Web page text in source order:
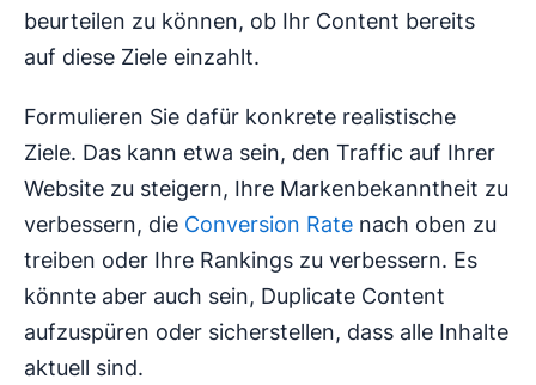
beurteilen zu können, ob Ihr Content bereits
auf diese Ziele einzahlt.
Formulieren Sie dafür konkrete realistische
Ziele. Das kann etwa sein, den Traffic auf Ihrer
Website zu steigern, Ihre Markenbekanntheit zu
verbessern, die Conversion Rate nach oben zu
treiben oder Ihre Rankings zu verbessern. Es
könnte aber auch sein, Duplicate Content
aufzuspüren oder sicherstellen, dass alle Inhalte
aktuell sind.